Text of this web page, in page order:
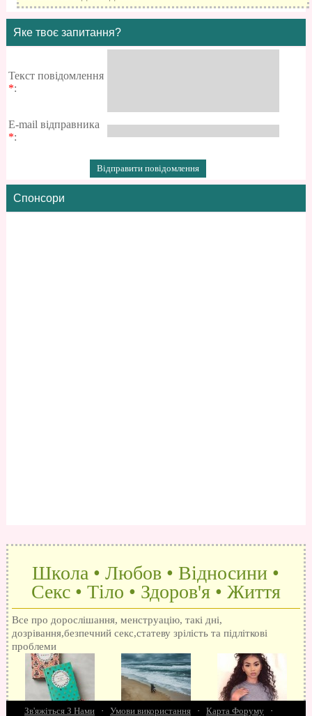
Яке твоє запитання?
Текст повідомлення
*:
E-mail відправника
*:
Спонсори
Школа • Любов • Відносини •
Секс • Тіло • Здоров'я • Життя
Все про дорослішання, менструацію, такі дні,
дозрівання,безпечний секс,статеву зрілість та підліткові
проблеми
Зв'яжіться З Нами · Умови використання · Карта Форуму ·